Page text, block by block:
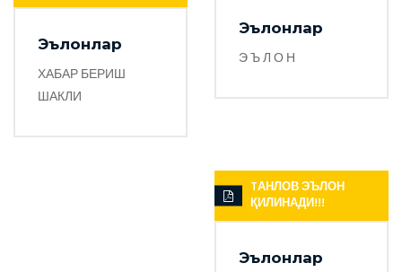
Эълонлар
ХАБАР БЕРИШ
ШАКЛИ
Эълонлар
Э Ъ Л О Н
TАНЛОВ ЭЪЛОН
ҚИЛИНАДИ!!!
Эълонлар